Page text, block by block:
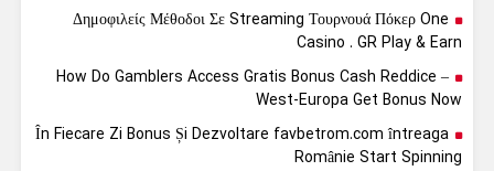
Δημοφιλείς Μέθοδοι Σε Streaming Τουρνουά Πόκερ One
Casino . GR Play & Earn
How Do Gamblers Access Gratis Bonus Cash Reddice –
West-Europa Get Bonus Now
În Fiecare Zi Bonus Și Dezvoltare favbetrom.com întreaga
Românie Start Spinning